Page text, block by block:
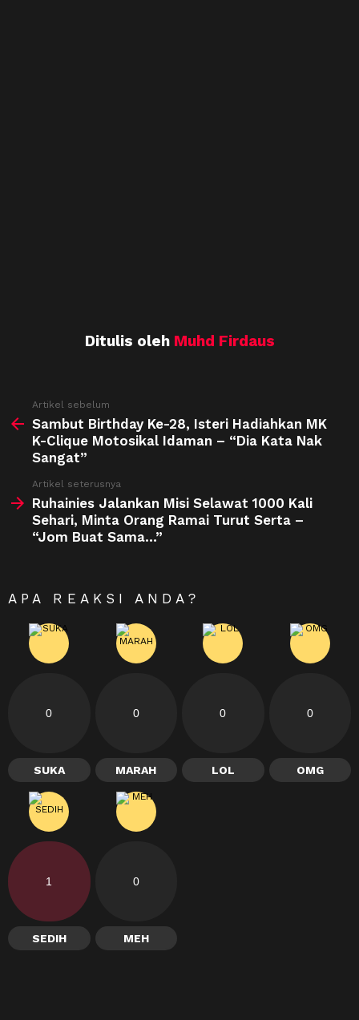
Ditulis oleh Muhd Firdaus
more
Artikel sebelum
Sambut Birthday Ke-28, Isteri Hadiahkan MK
K-Clique Motosikal Idaman – “Dia Kata Nak
Sangat”
Artikel seterusnya
Ruhainies Jalankan Misi Selawat 1000 Kali
Sehari, Minta Orang Ramai Turut Serta –
“Jom Buat Sama…”
APA REAKSI ANDA?
0
SUKA
0
MARAH
0
LOL
0
OMG
1
SEDIH
0
MEH